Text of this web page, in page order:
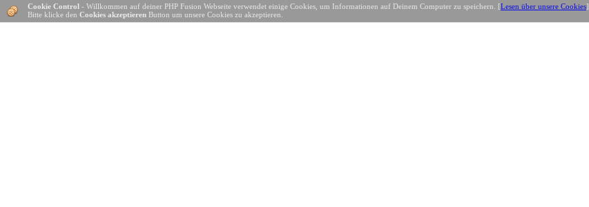
Cookie Control - Willkommen auf deiner PHP Fusion Webseite verwendet einige Cookies, um Informationen auf Deinem Computer zu speichern. [Lesen über unsere Cookies].
Bitte klicke den Cookies akzeptieren Button um unsere Cookies zu akzeptieren.